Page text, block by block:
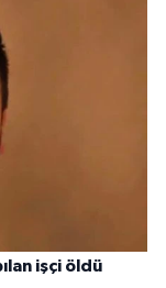
işçi öldü